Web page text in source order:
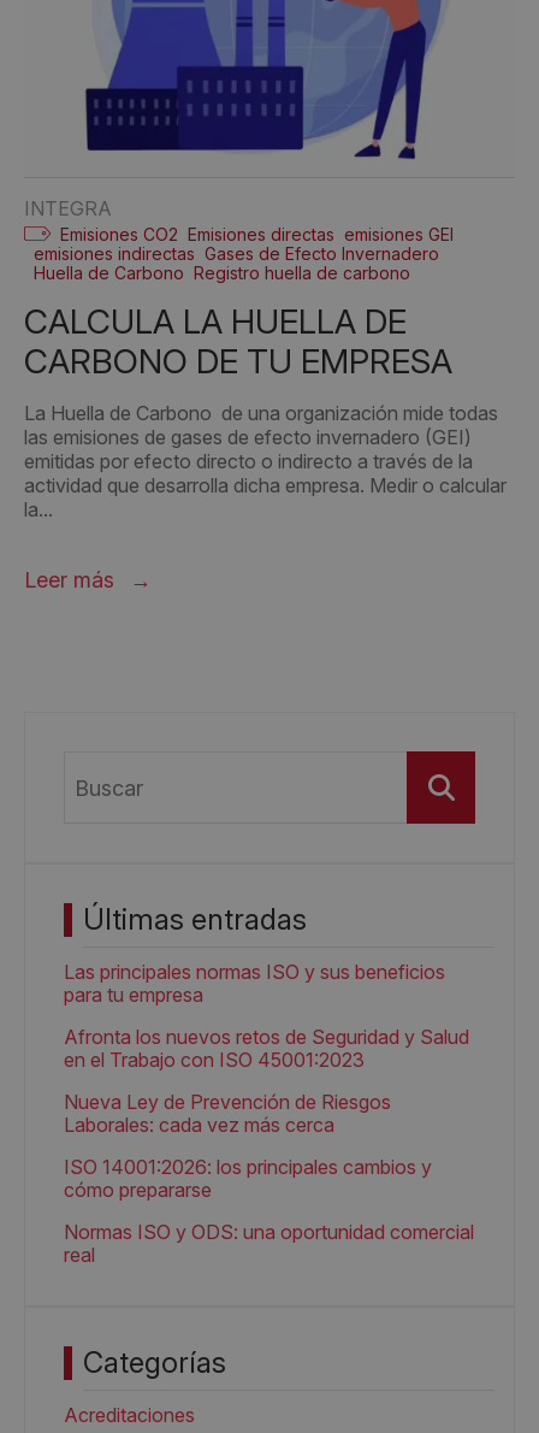
INTEGRA
Emisiones CO2 Emisiones directas emisiones GEI
emisiones indirectas Gases de Efecto Invernadero
Huella de Carbono Registro huella de carbono
CALCULA LA HUELLA DE
CARBONO DE TU EMPRESA
La Huella de Carbono de una organización mide todas
las emisiones de gases de efecto invernadero (GEI)
emitidas por efecto directo o indirecto a través de la
actividad que desarrolla dicha empresa. Medir o calcular
la...
Leer más
Buscar
Últimas entradas
Las principales normas ISO y sus beneficios
para tu empresa
Afronta los nuevos retos de Seguridad y Salud
en el Trabajo con ISO 45001:2023
Nueva Ley de Prevención de Riesgos
Laborales: cada vez más cerca
ISO 14001:2026: los principales cambios y
cómo prepararse
Normas ISO y ODS: una oportunidad comercial
real
Categorías
Acreditaciones